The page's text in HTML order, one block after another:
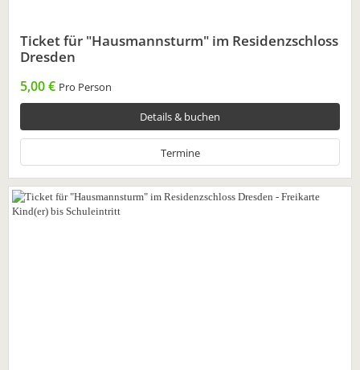
Ticket für "Hausmannsturm" im Residenzschloss
Dresden
5,00 € Pro Person
Details & buchen
Termine